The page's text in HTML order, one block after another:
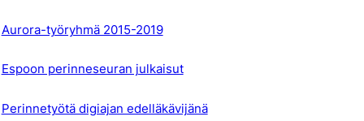
Aurora-työryhmä 2015-2019
Espoon perinneseuran julkaisut
Perinnetyötä digiajan edelläkävijänä